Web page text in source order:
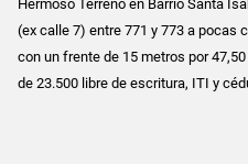
Hermoso Terreno en Barrio Santa
(ex calle 7) entre 771 y 773 a pocas
con un frente de 15 metros por
de 23.500 libre de escritura, ITI y